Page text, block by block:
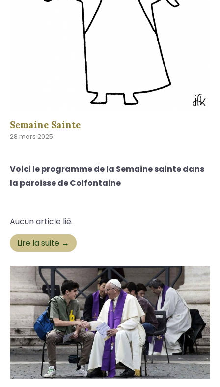
Semaine Sainte
28 mars 2025
Voici le programme de la Semaine sainte dans
la paroisse de Colfontaine
Aucun article lié.
Lire la suite →